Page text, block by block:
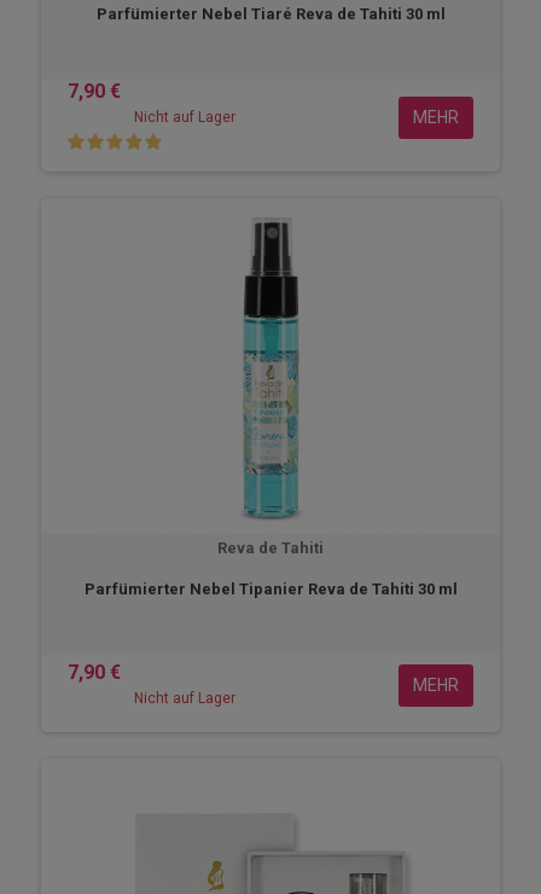
Parfümierter Nebel Tiaré Reva de Tahiti 30 ml
7,90 €
Nicht auf Lager MEHR
Reva de Tahiti
Parfümierter Nebel Tipanier Reva de Tahiti 30 ml
7,90 €
Nicht auf Lager
MEHR